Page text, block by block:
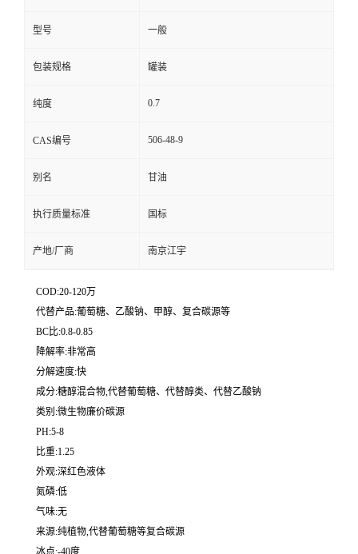
型号 一般
包装规格 罐装
纯度 0.7
CAS编号 506-48-9
别名 甘油
执行质量标准 国标
产地/厂商 南京江宇
COD:20-120万
代替产品:葡萄糖、乙酸钠、甲醇、复合碳源等
BC比:0.8-0.85
降解率:非常高
分解速度:快
成分:糖醇混合物,代替葡萄糖、代替醇类、代替乙酸钠
类别:微生物廉价碳源
PH:5-8
比重:1.25
外观:深红色液体
氮磷:低
气味:无
来源:纯植物,代替葡萄糖等复合碳源
冰点:-40度